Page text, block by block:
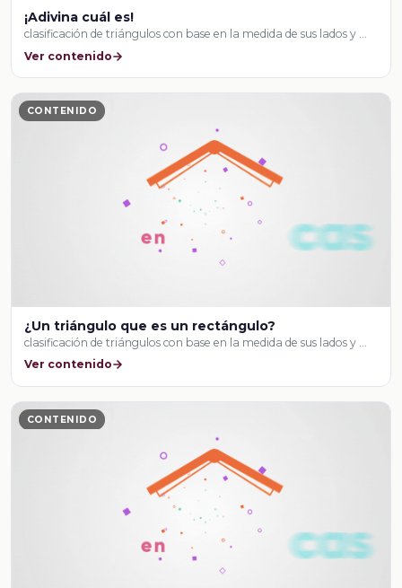
¡Adivina cuál es!
clasificación de triángulos con base en la medida de sus lados y …
Ver contenido
CONTENIDO
¿Un triángulo que es un rectángulo?
clasificación de triángulos con base en la medida de sus lados y …
Ver contenido
CONTENIDO